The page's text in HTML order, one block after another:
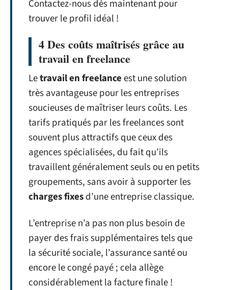
Contactez-nous dès maintenant pour
trouver le profil idéal !
4 Des coûts maîtrisés grâce au
travail en freelance
Letravail en freelanceest une solution
très avantageuse pour les entreprises
soucieuses de maîtriser leurs coûts. Les
tarifs pratiqués par les freelances sont
souvent plus attractifs que ceux des
agences spécialisées, du fait qu’ils
travaillent généralement seuls ou en petits
groupements, sans avoir à supporter les
charges fixesd’une entreprise classique.
L’entreprise n’a pas non plus besoin de
payer des frais supplémentaires tels que
la sécurité sociale, l’assurance santé ou
encore le congé payé ; cela allège
considérablement la facture finale !